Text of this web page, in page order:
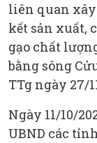
liên quan
kết sản xuất,
gạo chất
bằng sông
TTg ngày 27/
Ngày 11/10/
UBND các